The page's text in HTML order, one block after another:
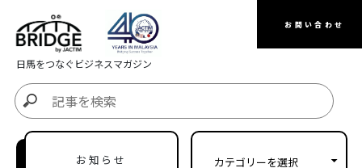
お問い合わせ
日馬をつなぐビジネスマガジン
お知らせ